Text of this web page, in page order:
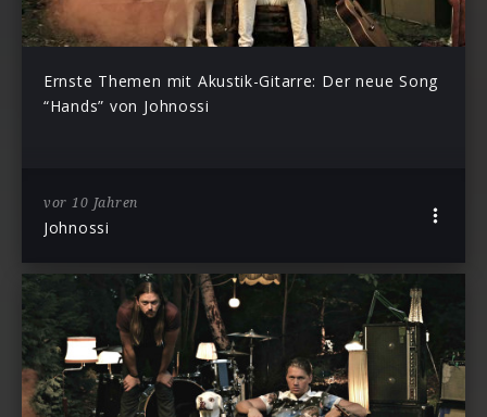
Ernste Themen mit Akustik-Gitarre: Der neue Song
“Hands” von Johnossi
vor 10 Jahren
Johnossi